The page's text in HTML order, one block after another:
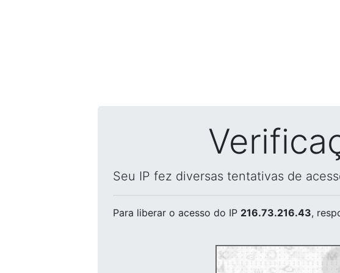
Seu IP fez diversas tentativas de
Para liberar o acesso do IP 216.73.216.43,